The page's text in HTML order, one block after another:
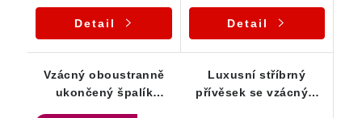
Detail Detail
Vzácný oboustranně
ukončený špalík
Luxusní stříbrný
přívěsek se vzácným